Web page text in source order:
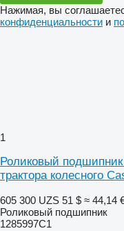
Нажимая, вы
конфиденциальности и
1
Роликовый
трактора колесного
605 300 UZS 51 $ ≈ 44,14
Роликовый подшипник
1285997C1